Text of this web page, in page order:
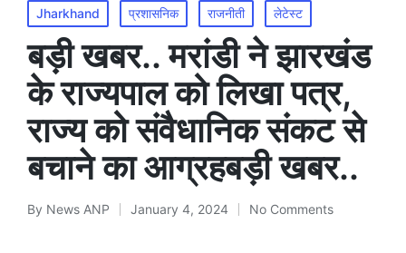
Posted
in
Jharkhand प्रशासनिक राजनीती लेटेस्ट
बड़ी खबर.. मरांडी ने झारखंड
के राज्यपाल को लिखा पत्र,
राज्य को संवैधानिक संकट से
बचाने का आग्रहबड़ी खबर..
Posted
By News ANP January 4, 2024 No Comments